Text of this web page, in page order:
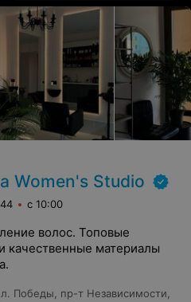
Women's Studio
с 10:00
волос. Топовые
качественные материалы
Победы пр-т Независимости